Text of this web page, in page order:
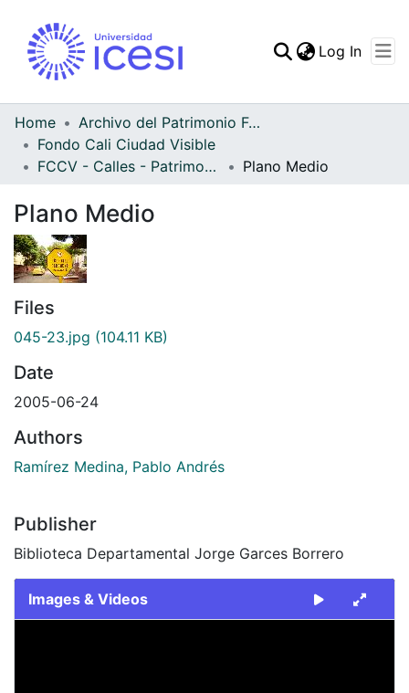
Log In
Home
Archivo del Patrimonio Fotográfico y Fílmico del Valle del Cauca
Fondo Cali Ciudad Visible
FCCV - Calles - Patrimonial
Plano Medio
Plano Medio
Files
045-23.jpg (104.11 KB)
Date
2005-06-24
Authors
Ramírez Medina, Pablo Andrés
Publisher
Biblioteca Departamental Jorge Garces Borrero
Images & Videos